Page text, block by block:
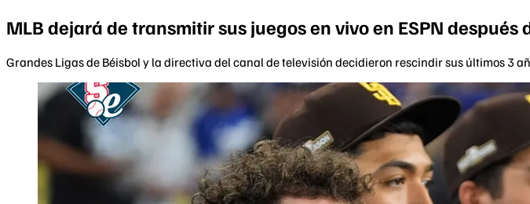
MLB dejará de transmitir sus juegos en vivo en ESPN después
Grandes Ligas de Béisbol y la directiva del canal de televisión decidieron rescindir sus últimos 3